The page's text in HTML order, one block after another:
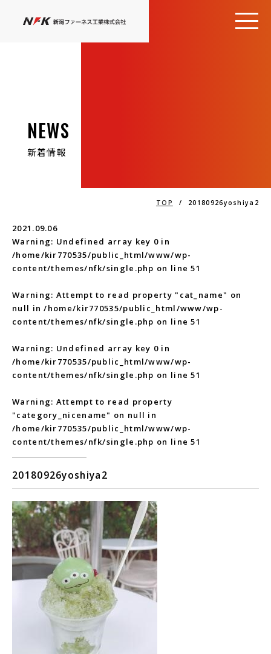
NEWS
新着情報
TOP / 20180926yoshiya2
2021.09.06
Warning: Undefined array key 0 in
/home/kir770535/public_html/www/wp-
content/themes/nfk/single.php on line51
Warning: Attempt to read property "cat_name" on
null in/home/kir770535/public_html/www/wp-
content/themes/nfk/single.php on line51
Warning: Undefined array key 0 in
/home/kir770535/public_html/www/wp-
content/themes/nfk/single.php on line51
Warning: Attempt to read property
"category_nicename" on null in
/home/kir770535/public_html/www/wp-
content/themes/nfk/single.php on line51
20180926yoshiya2